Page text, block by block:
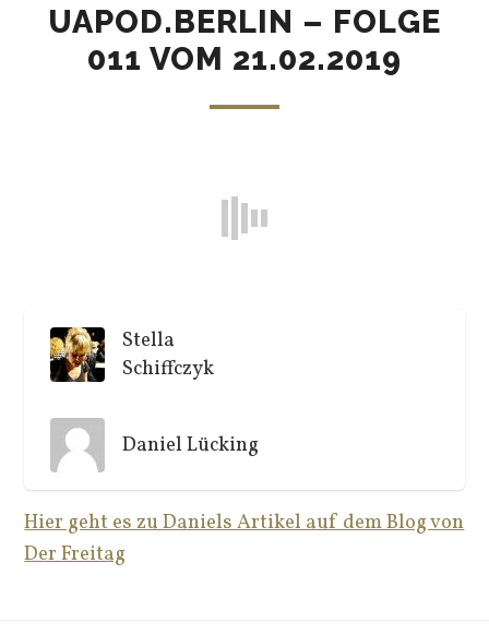
UAPOD.BERLIN – FOLGE
011 VOM 21.02.2019
Stella
Schiffczyk
Daniel Lücking
Hier geht es zu Daniels Artikel auf dem Blog von
Der Freitag